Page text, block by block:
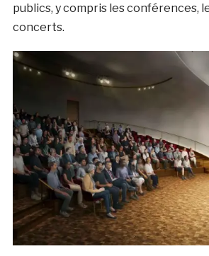
publics, y compris les conférences,
concerts.